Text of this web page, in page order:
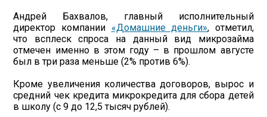
Андрей Бахвалов, главный исполнительный
директор компании «Домашние деньги», отметил,
что всплеск спроса на данный вид микрозайма
отмечен именно в этом году – в прошлом августе
был в три раза меньше (2% против 6%).
Кроме увеличения количества договоров, вырос и
средний чек кредита микрокредита для сбора детей
в школу (с 9 до 12,5 тысяч рублей).